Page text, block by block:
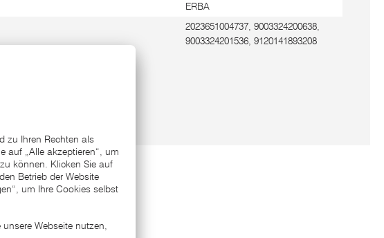
ERBA
2023651004737, 9003324200638,
9003324201536, 9120141893208